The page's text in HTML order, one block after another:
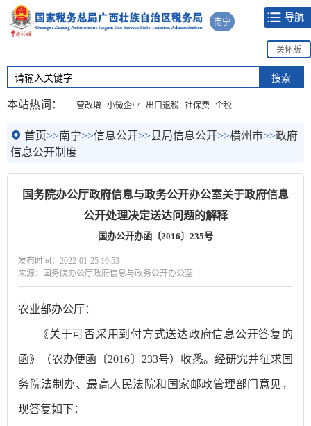
南宁
导航
关怀版
本站热词： 营改增 小微企业 出口退税 社保费 个税
首页>>南宁>>信息公开>>县局信息公开>>横州市>>政府
信息公开制度
国务院办公厅政府信息与政务公开办公室关于政府信息
公开处理决定送达问题的解释
国办公开办函〔2016〕235号
发布时间：2022-01-25 16:53
来源：国务院办公厅政府信息与政务公开办公室
农业部办公厅：
《关于可否采用到付方式送达政府信息公开答复的
函》（农办便函〔2016〕233号）收悉。经研究并征求国
务院法制办、最高人民法院和国家邮政管理部门意见，
现答复如下：